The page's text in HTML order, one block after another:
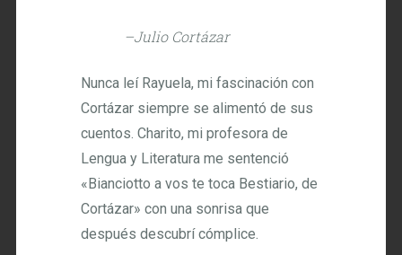
–Julio Cortázar
Nunca leí Rayuela, mi fascinación con
Cortázar siempre se alimentó de sus
cuentos. Charito, mi profesora de
Lengua y Literatura me sentenció
«Bianciotto a vos te toca Bestiario, de
Cortázar» con una sonrisa que
después descubrí cómplice.